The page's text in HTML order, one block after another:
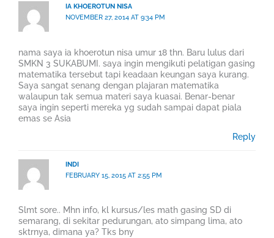
IA KHOEROTUN NISA
NOVEMBER 27, 2014 AT 9:34 PM
nama saya ia khoerotun nisa umur 18 thn. Baru lulus dari
SMKN 3 SUKABUMI. saya ingin mengikuti pelatigan gasing
matematika tersebut tapi keadaan keungan saya kurang.
Saya sangat senang dengan plajaran matematika
walaupun tak semua materi saya kuasai. Benar-benar
saya ingin seperti mereka yg sudah sampai dapat piala
emas se Asia
Reply
INDI
FEBRUARY 15, 2015 AT 2:55 PM
Slmt sore.. Mhn info, kl kursus/les math gasing SD di
semarang, di sekitar pedurungan, ato simpang lima, ato
sktrnya, dimana ya? Tks bny